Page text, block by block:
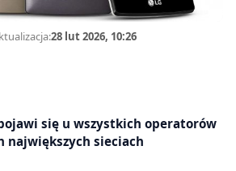
28 lut 2026, 10:26
się u wszystkich operatorów
największych sieciach